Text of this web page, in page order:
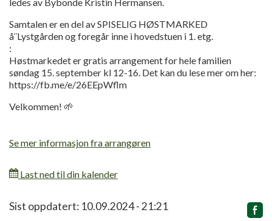
Samtalen er en del av SPISELIG HØSTMARKED
å¨Lystgården og foregår inne i hovedstuen i 1. etg.
:
Høstmarkedet er gratis arrangement for hele familien
søndag 15. september kl 12-16. Det kan du lese mer om her:
https://fb.me/e/26EEpWflm
Velkommen! 🌱
Se mer informasjon fra arrangøren
Last ned til din kalender
Relatert
Sist oppdatert: 10.09.2024 - 21:21